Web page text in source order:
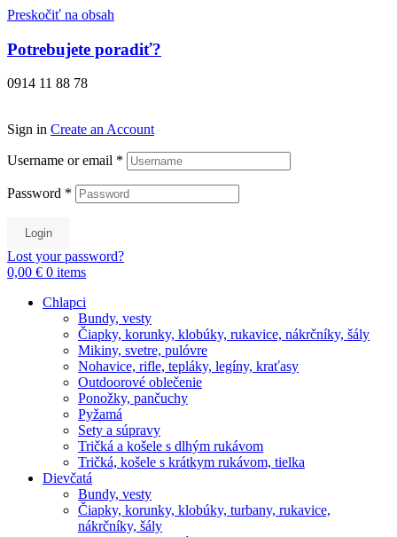
Preskočiť na obsah
Potrebujete poradiť?
0914 11 88 78
Sign in Create an Account
Username or email *
Password *
Login
Lost your password?
0,00 € 0 items
Chlapci
Bundy, vesty
Čiapky, korunky, klobúky, rukavice, nákrčníky, šály
Mikiny, svetre, pulóvre
Nohavice, rifle, tepláky, legíny, kraťasy
Outdoorové oblečenie
Ponožky, pančuchy
Pyžamá
Sety a súpravy
Tričká a košele s dlhým rukávom
Tričká, košele s krátkym rukávom, tielka
Dievčatá
Bundy, vesty
Čiapky, korunky, klobúky, turbany, rukavice,
nákrčníky, šály